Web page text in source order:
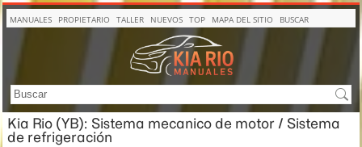
MANUALES PROPIETARIO TALLER NUEVOS TOP MAPA DEL SITIO BUSCAR
Kia Rio (YB): Sistema mecanico de motor / Sistema
de refrigeración